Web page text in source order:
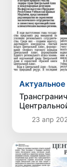
Актуальное
Узбекистана
23 апр